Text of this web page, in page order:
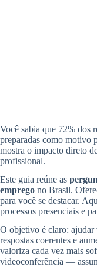
Você sabia que 72% dos
preparadas como motivo
mostra o impacto direto
profissional.
Este guia reúne as
emprego no Brasil.
para você se destacar.
processos presenciais e
O objetivo é claro: ajudar
respostas coerentes e
valoriza cada vez mais
videoconferência —